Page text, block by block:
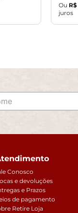
Ou R$
juros
Conosco
e devoluções
e Prazos
de pagamento
Retire Loja